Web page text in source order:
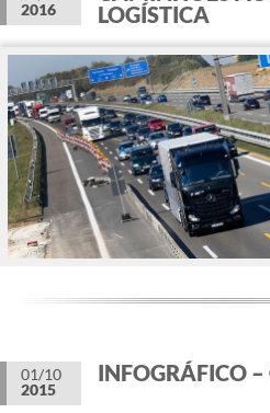
2016
LOGÍSTICA
01/10
2015
INFOGRÁFICO